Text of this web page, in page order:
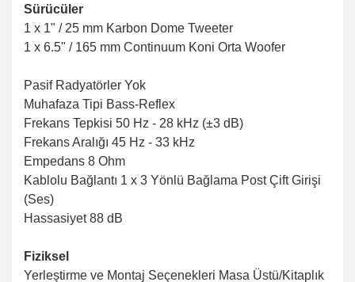
Sürücüler
1 x 1" / 25 mm Karbon Dome Tweeter
1 x 6.5" / 165 mm Continuum Koni Orta Woofer
Pasif Radyatörler Yok
Muhafaza Tipi Bass-Reflex
Frekans Tepkisi 50 Hz - 28 kHz (±3 dB)
Frekans Aralığı 45 Hz - 33 kHz
Empedans 8 Ohm
Kablolu Bağlantı 1 x 3 Yönlü Bağlama Post Çift Girişi
(Ses)
Hassasiyet 88 dB
Fiziksel
Yerleştirme ve Montaj Seçenekleri Masa Üstü/Kitaplık